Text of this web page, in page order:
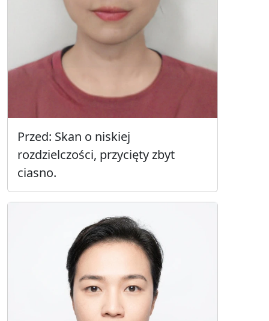
Przed: Skan o niskiej
rozdzielczości, przycięty zbyt
ciasno.